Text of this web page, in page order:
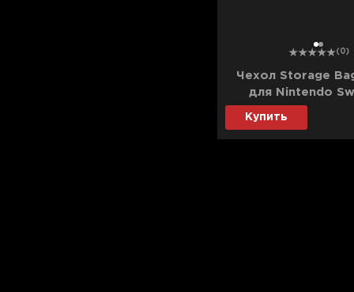
1 (0)
Чехол Storage
для Nintendo
(White)
Купить